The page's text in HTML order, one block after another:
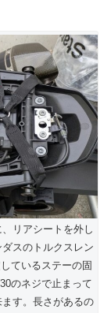
リアシートを外し
スのトルクスレン
ているステーの固
のネジで止まって
す。長さがあるの